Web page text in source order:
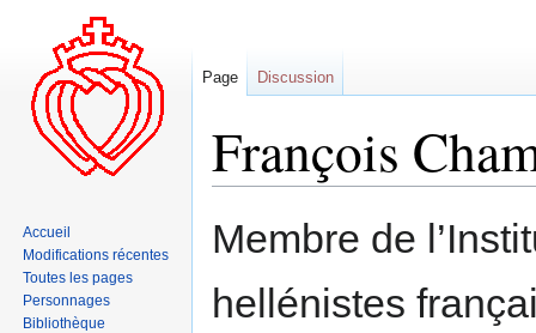
François
navigation
recherche
Membre de
hellénistes
Page Discussion
Accueil
Modifications récentes
Toutes les pages
Personnages
Bibliothèque